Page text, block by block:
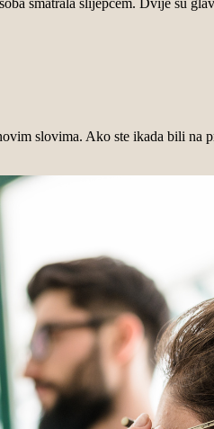
smatrala slijepcem. Dvije su
slovima. Ako ste ikada bili na